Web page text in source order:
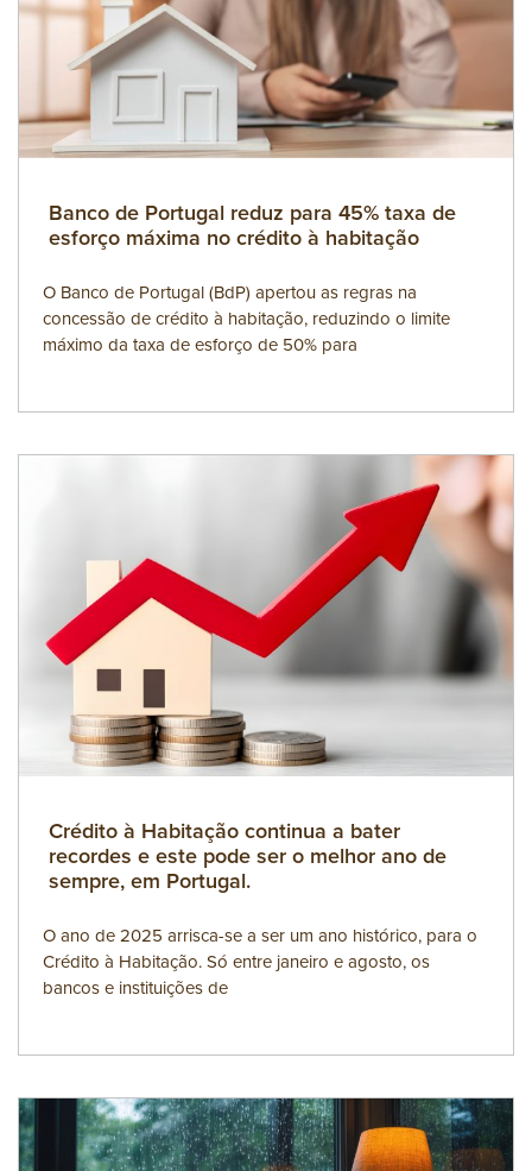
Banco de Portugal reduz para 45% taxa de
esforço máxima no crédito à habitação
O Banco de Portugal (BdP) apertou as regras na
concessão de crédito à habitação, reduzindo o limite
máximo da taxa de esforço de 50% para
Crédito à Habitação continua a bater
recordes e este pode ser o melhor ano de
sempre, em Portugal.
O ano de 2025 arrisca-se a ser um ano histórico, para o
Crédito à Habitação. Só entre janeiro e agosto, os
bancos e instituições de